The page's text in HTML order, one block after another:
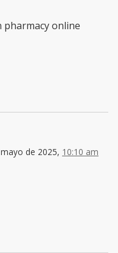
pharmacy online
de 2025, 10:10 am